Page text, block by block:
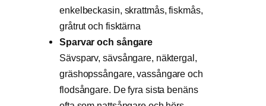
enkelbeckasin, skrattmås, fiskmås,
gråtrut och fisktärna
Sparvar och sångare
Sävsparv, sävsångare, näktergal,
gräshopssångare, vassångare och
flodsångare. De fyra sista benäns